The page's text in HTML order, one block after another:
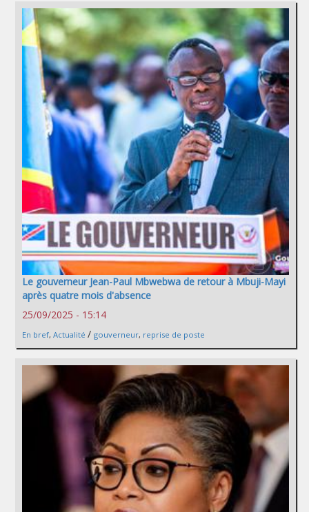
Le gouverneur Jean-Paul Mbwebwa de retour à Mbuji-Mayi
après quatre mois d'absence
25/09/2025 - 15:14
En bref, Actualité / gouverneur, reprise de poste